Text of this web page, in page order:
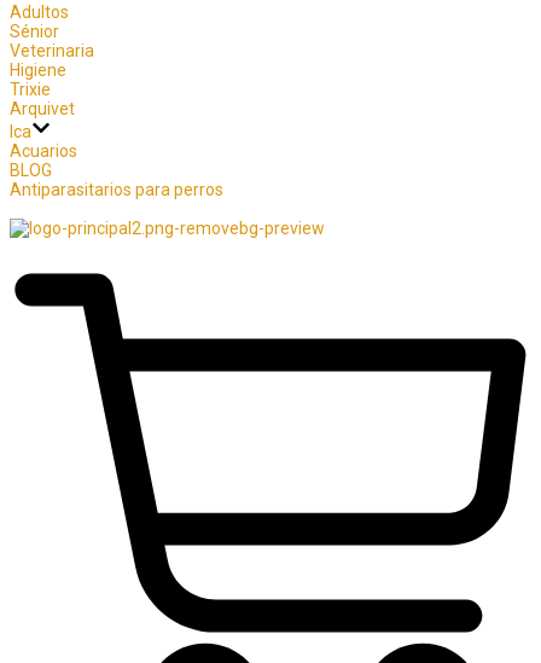
Adultos
Sénior
Veterinaria
Higiene
Trixie
Arquivet
Ica
Acuarios
BLOG
Antiparasitarios para perros